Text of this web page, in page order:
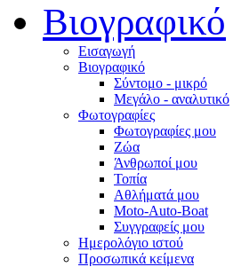
Βιογραφικό
Εισαγωγή
Βιογραφικό
Σύντομο - μικρό
Μεγάλο - αναλυτικό
Φωτογραφίες
Φωτογραφίες μου
Ζώα
Άνθρωποί μου
Τοπία
Αθλήματά μου
Moto-Auto-Boat
Συγγραφείς μου
Ημερολόγιο ιστού
Προσωπικά κείμενα